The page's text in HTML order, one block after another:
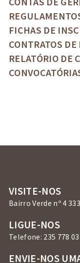
FICHAS DE
CONTRATOS DE
RELATÓRIO DE
VISITE-NOS
Bairro Verde nº 4
LIGUE-NOS
Telefone: 235 778
ENVIE-NOS